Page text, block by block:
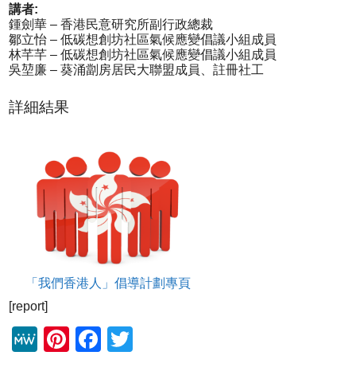
講者:
鍾劍華 – 香港民意研究所副行政總裁
鄒立怡 – 低碳想創坊社區氣候應變倡議小組成員
林芊芊 – 低碳想創坊社區氣候應變倡議小組成員
吳堃廉 – 葵涌劏房居民大聯盟成員、註冊社工
詳細結果
「我們香港人」倡導計劃專頁
[report]
M
Pi
F